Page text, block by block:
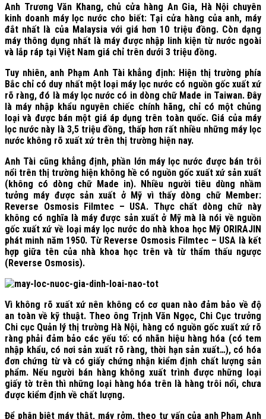
Anh Trương Văn Khang, chủ cửa hàng An Gia, Hà Nội chuyên
kinh doanh máy lọc nước cho biết: Tại cửa hàng của anh, máy
đắt nhất là của Malaysia với giá hơn 10 triệu đồng. Còn dạng
máy thông dụng nhất là máy được nhập linh kiện từ nước ngoài
và lắp ráp tại Việt Nam giá chỉ trên dưới 3 triệu đồng.
Tuy nhiên, anh Phạm Anh Tài khẳng định: Hiện thị trường phía
Bắc chỉ có duy nhất một loại máy lọc nước có nguồn gốc xuất xứ
rõ ràng, đó là máy lọc nước có in dòng chữ Made in Taiwan. Đây
là máy nhập khẩu nguyên chiếc chính hãng, chỉ có một chủng
loại và được bán một giá áp dụng trên toàn quốc. Giá của máy
lọc nước này là 3,5 triệu đồng, thấp hơn rất nhiều những máy lọc
nước không rõ xuất xứ trên thị trường hiện nay.
Anh Tài cũng khẳng định, phần lớn máy lọc nước được bán trôi
nổi trên thị trường hiện không hề có nguồn gốc xuất xứ sản xuất
(không có dòng chữ Made in). Nhiều người tiêu dùng nhầm
tưởng máy được sản xuất ở Mỹ vì thấy dòng chữ Member:
Reverse Osmosis Filmtec – USA. Thực chất dòng chữ này
không có nghĩa là máy được sản xuất ở Mỹ mà là nói về nguồn
gốc xuất xứ về loại máy lọc nước do nhà khoa học Mỹ ORIRAJIN
phát minh năm 1950. Từ Reverse Osmosis Filmtec – USA là kết
hợp giữa tên của nhà khoa học trên và từ thẩm thấu ngược
(Reverse Osmosis).
Vì không rõ xuất xứ nên không có cơ quan nào đảm bảo về độ
an toàn về kỹ thuật. Theo ông Trịnh Văn Ngọc, Chi Cục trưởng
Chi cục Quản lý thị trường Hà Nội, hàng có nguồn gốc xuất xứ rõ
ràng phải đảm bảo các yếu tố: có nhãn hiệu hàng hóa (có tem
nhập khẩu, có nơi sản xuất rõ ràng, thời hạn sản xuất…), có hóa
đơn chứng từ và có giấy chứng nhận kiểm định chất lượng sản
phẩm. Nếu người bán hàng không xuất trình được những loại
giấy tờ trên thì những loại hàng hóa trên là hàng trôi nổi, chưa
được kiểm định về chất lượng.
Để phân biệt máy thật, máy rởm, theo tư vấn của anh Phạm Anh